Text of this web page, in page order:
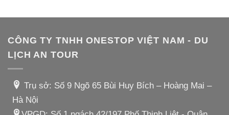
CÔNG TY TNHH ONESTOP VIỆT NAM - DU
LỊCH AN TOUR
Trụ sở: Số 9 Ngõ 65 Bùi Huy Bích – Hoàng Mai –
Hà Nội